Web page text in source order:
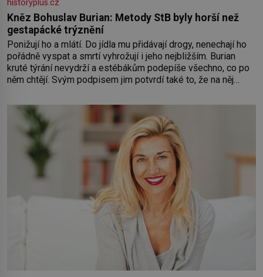
historyplus.cz
Kněz Bohuslav Burian: Metody StB byly horší než
gestapácké trýznění
Ponižují ho a mlátí. Do jídla mu přidávají drogy, nenechají ho
pořádně vyspat a smrtí vyhrožují i jeho nejbližším. Burian
kruté týrání nevydrží a estébákům podepíše všechno, co po
něm chtějí. Svým podpisem jim potvrdí také to, že na něj
Syn brněnského řezníka chce být knězem a